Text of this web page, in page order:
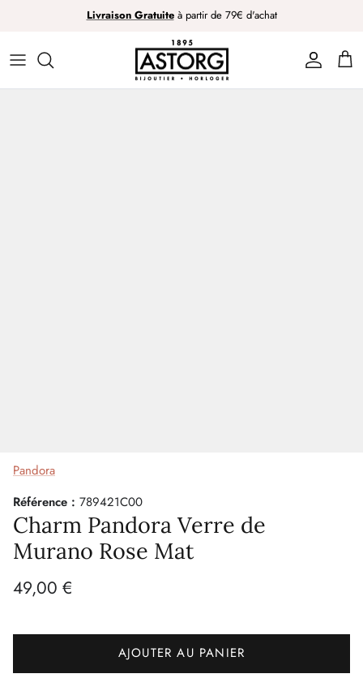
Livraison Gratuiteà partir de 79€ d'achat
Pandora
Référence : 789421C00
Charm Pandora Verre de
Murano Rose Mat
49,00 €
AJOUTER AU PANIER